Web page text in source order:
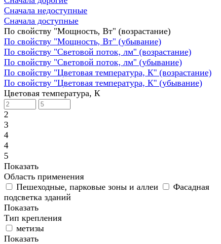
Сначала недоступные
Сначала доступные
По свойству "Мощность, Вт" (возрастание)
По свойству "Мощность, Вт" (убывание)
По свойству "Световой поток, лм" (возрастание)
По свойству "Световой поток, лм" (убывание)
По свойству "Цветовая температура, К" (возрастание)
По свойству "Цветовая температура, К" (убывание)
Цветовая температура, К
2
3
4
4
5
Показать
Область применения
Пешеходные, парковые зоны и аллеи
Фасадная
подсветка зданий
Показать
Тип крепления
метизы
Показать